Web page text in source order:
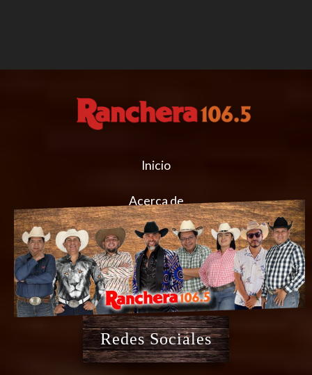
Inicio
Acerca de
Redes Sociales